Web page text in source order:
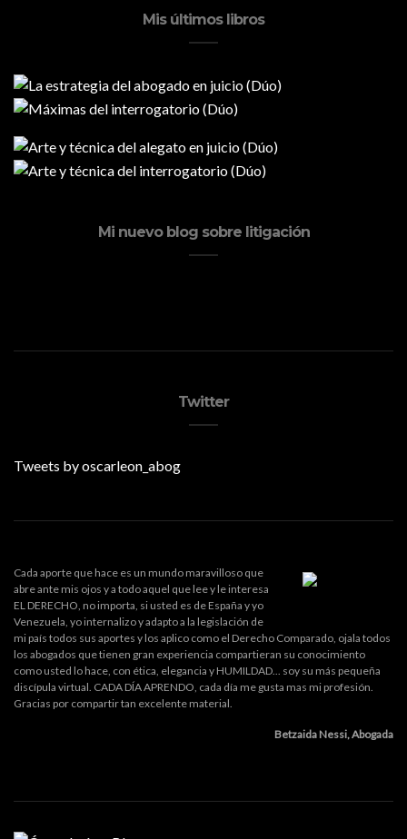
Mis últimos libros
Mi nuevo blog sobre litigación
Twitter
Tweets by oscarleon_abog
Cada aporte que hace es un mundo maravilloso que
abre ante mis ojos y a todo aquel que lee y le interesa
EL DERECHO, no importa, si usted es de España y yo
Venezuela, yo internalizo y adapto a la legislación de
mi país todos sus aportes y los aplico como el Derecho Comparado, ojala todos
los abogados que tienen gran experiencia compartieran su conocimiento
como usted lo hace, con ética, elegancia y HUMILDAD... soy su más pequeña
discípula virtual. CADA DÍA APRENDO, cada día me gusta mas mi profesión.
Gracias por compartir tan excelente material.
Betzaida Nessi, Abogada